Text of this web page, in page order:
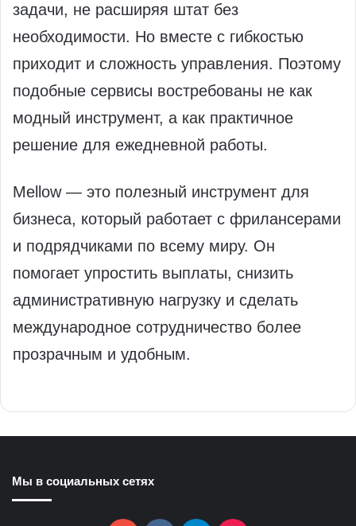
задачи, не расширяя штат без
необходимости. Но вместе с гибкостью
приходит и сложность управления. Поэтому
подобные сервисы востребованы не как
модный инструмент, а как практичное
решение для ежедневной работы.
Mellow — это полезный инструмент для
бизнеса, который работает с фрилансерами
и подрядчиками по всему миру. Он
помогает упростить выплаты, снизить
административную нагрузку и сделать
международное сотрудничество более
прозрачным и удобным.
Мы в социальных сетях